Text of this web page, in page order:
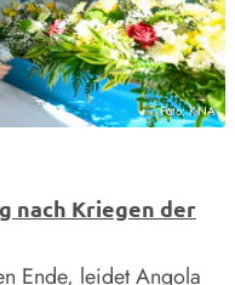
Foto: KNA
nach Kriegen der
Ende, leidet Angola